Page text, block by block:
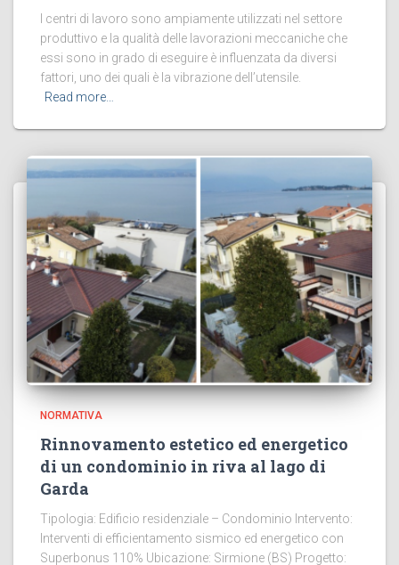
I centri di lavoro sono ampiamente utilizzati nel settore
produttivo e la qualità delle lavorazioni meccaniche che
essi sono in grado di eseguire è influenzata da diversi
fattori, uno dei quali è la vibrazione dell’utensile.
Read more…
NORMATIVA
Rinnovamento estetico ed energetico
di un condominio in riva al lago di
Garda
Tipologia: Edificio residenziale – Condominio Intervento:
Interventi di efficientamento sismico ed energetico con
Superbonus 110% Ubicazione: Sirmione (BS) Progetto: